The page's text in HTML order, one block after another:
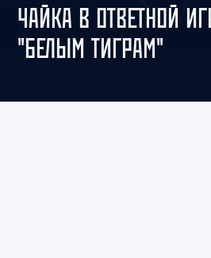
ЧАЙКА В ОТВЕТНОЙ
"БЕЛЫМ ТИГРАМ"